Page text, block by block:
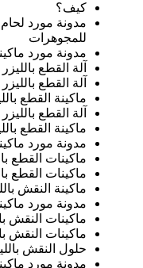
كيف؟
مدونة مورد لحام
للمجوهرات
مدونة مورد
آلة القطع
آلة القطع
ماكينة القطع
آلة القطع
ماكينة القطع
مدونة مورد
ماكينات القطع
ماكينات القطع
ماكينة النقش
مدونة مورد
ماكينات النقش
ماكينات النقش
حلول النقش
مدونة مورد